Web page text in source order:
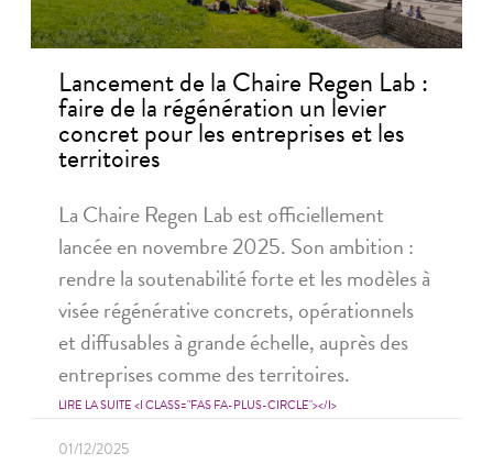
Lancement de la Chaire Regen Lab :
faire de la régénération un levier
concret pour les entreprises et les
territoires
La Chaire Regen Lab est officiellement
lancée en novembre 2025. Son ambition :
rendre la soutenabilité forte et les modèles à
visée régénérative concrets, opérationnels
et diffusables à grande échelle, auprès des
entreprises comme des territoires.
LIRE LA SUITE <I CLASS="FAS FA-PLUS-CIRCLE"></I>
01/12/2025